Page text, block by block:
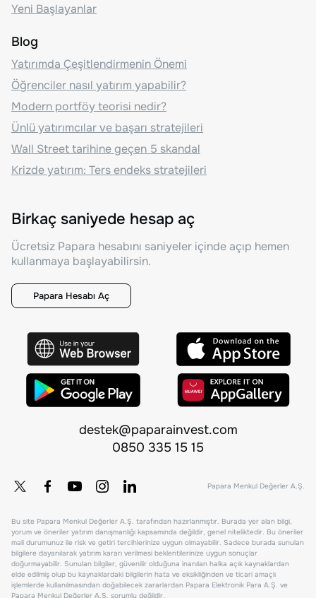
Yeni Başlayanlar
Blog
Yatırımda Çeşitlendirmenin Önemi
Öğrenciler nasıl yatırım yapabilir?
Modern portföy teorisi nedir?
Ünlü yatırımcılar ve başarı stratejileri
Wall Street tarihine geçen 5 skandal
Krizde yatırım: Ters endeks stratejileri
Birkaç saniyede hesap aç
Ücretsiz Papara hesabını saniyeler içinde açıp hemen
kullanmaya başlayabilirsin.
Papara Hesabı Aç
destek@paparainvest.com
0850 335 15 15
Papara Menkul Değerler A.Ş.
Bu site Papara Menkul Değerler A.Ş. tarafından hazırlanmıştır. Burada yer alan bilgi,
yorum ve öneriler yatırım danışmanlığı kapsamında değildir, genel niteliktedir. Bu öneriler
mali durumunuz ile risk ve getiri tercihlerinize uygun olmayabilir. Sadece burada sunulan
bilgilere dayanılarak yatırım kararı verilmesi beklentilerinize uygun sonuçlar
doğurmayabilir. Sunulan bilgiler, güvenilir olduğuna inanılan halka açık kaynaklardan
elde edilmiş olup bu kaynaklardaki bilgilerin hata ve eksikliğinden ve ticari amaçlı
işlemlerde kullanılmasından doğabilecek zararlardan Papara Elektronik Para A.Ş. ve
Papara Menkul Değerler A.Ş. sorumlu değildir.